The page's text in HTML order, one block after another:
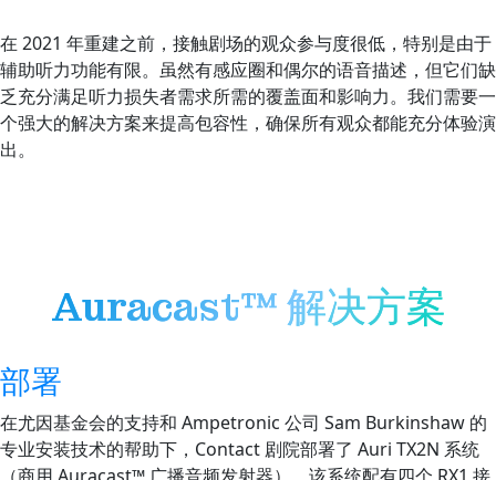
在 2021 年重建之前，接触剧场的观众参与度很低，特别是由于
辅助听力功能有限。虽然有感应圈和偶尔的语音描述，但它们缺
乏充分满足听力损失者需求所需的覆盖面和影响力。我们需要一
个强大的解决方案来提高包容性，确保所有观众都能充分体验演
出。
Auracast™ 解决方案
部署
在尤因基金会的支持和 Ampetronic 公司 Sam Burkinshaw 的
专业安装技术的帮助下，Contact 剧院部署了 Auri TX2N 系统